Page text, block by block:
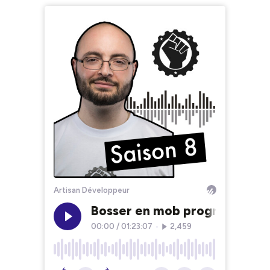
Artisan Développeur
Bosser en mob
00:00 / 01:23:07 2,459